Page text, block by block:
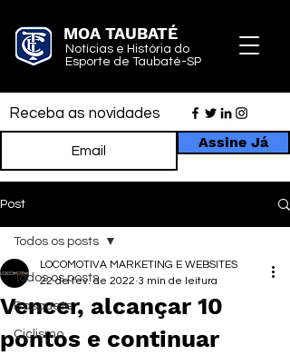
MOA TAUBATÉ
Notícias e História do
Esporte de Taubaté-SP
Receba as novidades
Assine Já
Post
Todos os posts
Basquete
Ciclismo
Todos os posts
Vencer, alcançar 10
pontos e continuar
LOCOMOTIVA MARKETING E WEBSITES
22 de fev. de 2022 3 min de leitura